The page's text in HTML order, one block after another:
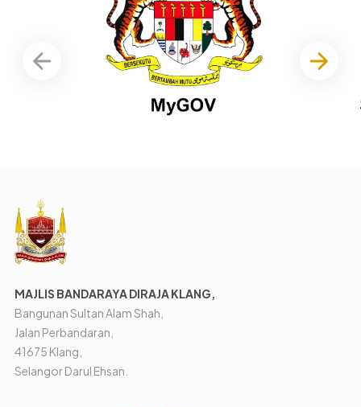
MAJLIS BANDARAYA DIRAJA KLANG,
Bangunan Sultan Alam Shah,
Jalan Perbandaran,
41675 Klang,
Selangor Darul Ehsan.